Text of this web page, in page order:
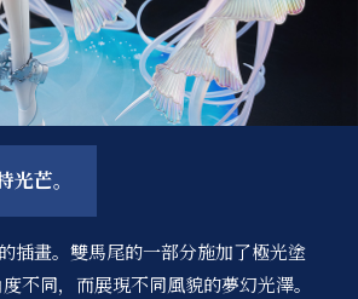
芒。
插畫。雙馬尾的一部分施加了極光塗
不同，而展現不同風貌的夢幻光澤。